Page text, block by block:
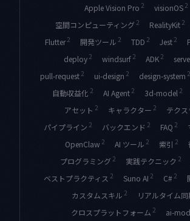
Apple Vision Pro 2 visionOS 2
空間コンピューティング 2 RealityKit 2
Flutter 2 開発ツール 2 TDD 2 Jest 2
deploy 2 windsurf 2 ADK 2
pull-request 2 ui-design 2 design-system 2
自動収益化 2 AI Agent 2 3d-model 2
アセット 2 キャラクター 2 テクス
パイプライン 2 バックエンド 2 FAQ 2
OpenClaw 2 AI ツール 2 索引 2
プログラミング 2 実践テクニック 2
ベストプラクティス 2 Suno AI 2 C# 2
カスタムスキル 2 リアルタイム
クロスプラットフォーム 2 ai-